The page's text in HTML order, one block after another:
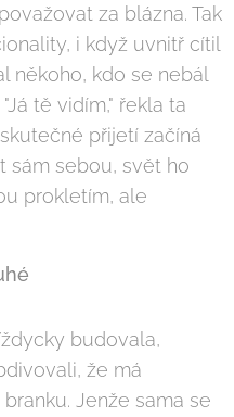
za blázna. Tak
i když uvnitř cítil
někoho, kdo se nebál
tě vidím," řekla ta
přijetí začíná
sám sebou, svět ho
prokletím, ale
budovala,
že má
Jenže sama se